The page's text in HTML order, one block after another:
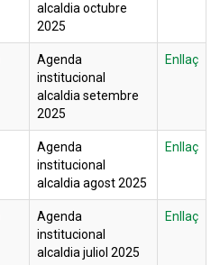
alcaldia octubre
2025
Agenda
institucional
alcaldia setembre
2025
Enllaç
Agenda
institucional
alcaldia agost 2025
Enllaç
Agenda
institucional
alcaldia juliol 2025
Enllaç